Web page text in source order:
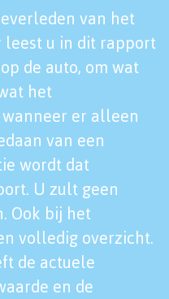
van het
leest u in dit rapport
de auto, om wat
het
er alleen
van een
wordt dat
U zult geen
Ook bij het
volledig overzicht.
de actuele
en de